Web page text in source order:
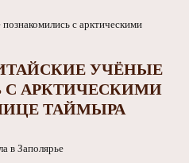
УЧЁНЫЕ
АРКТИЧЕСКИМИ
ТАЙМЫРА